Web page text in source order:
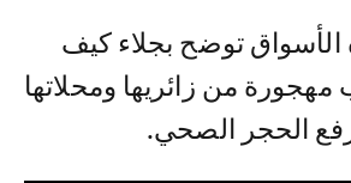
توضح بجلاء كيف
من زائريها ومحلاتها
الحجر الصحي.